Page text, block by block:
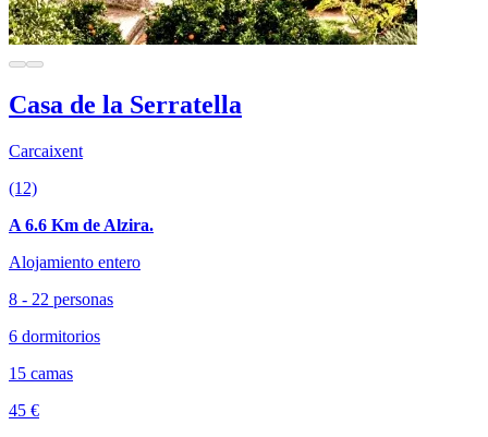
Casa de la Serratella
Carcaixent
(12)
A 6.6 Km de Alzira.
Alojamiento entero
8 - 22 personas
6 dormitorios
15 camas
45 €